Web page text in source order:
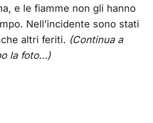
e le fiamme non gli hanno
Nell’incidente sono stati
altri feriti. (Continua a
la foto…)